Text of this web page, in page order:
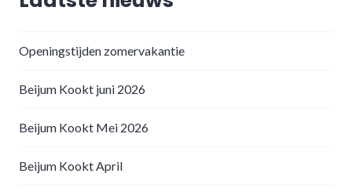
Openingstijden zomervakantie
Beijum Kookt juni 2026
Beijum Kookt Mei 2026
Beijum Kookt April